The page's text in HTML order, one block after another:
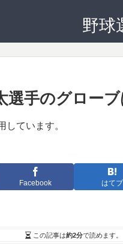
野球
選手のグロー
ています。
Facebook はてブ
この記事は約2分で読めます。